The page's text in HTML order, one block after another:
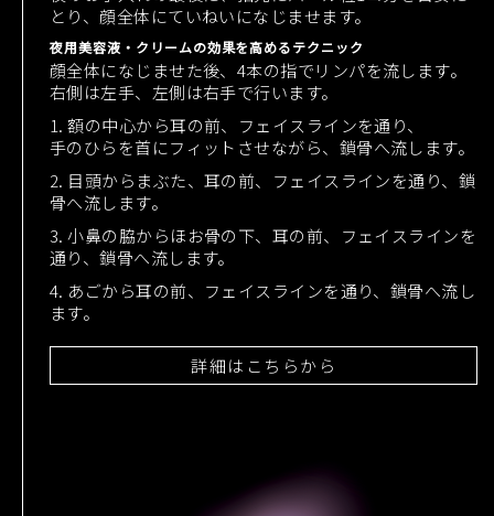
とり、顔全体にていねいになじませます。
夜用美容液・クリームの効果を高めるテクニック
顔全体になじませた後、4本の指でリンパを流します。
右側は左手、左側は右手で行います。
1. 額の中心から耳の前、フェイスラインを通り、
手のひらを首にフィットさせながら、鎖骨へ流します。
2. 目頭からまぶた、耳の前、フェイスラインを通り、鎖
骨へ流します。
3. 小鼻の脇からほお骨の下、耳の前、フェイスラインを
通り、鎖骨へ流します。
4. あごから耳の前、フェイスラインを通り、鎖骨へ流し
ます。
詳細はこちらから